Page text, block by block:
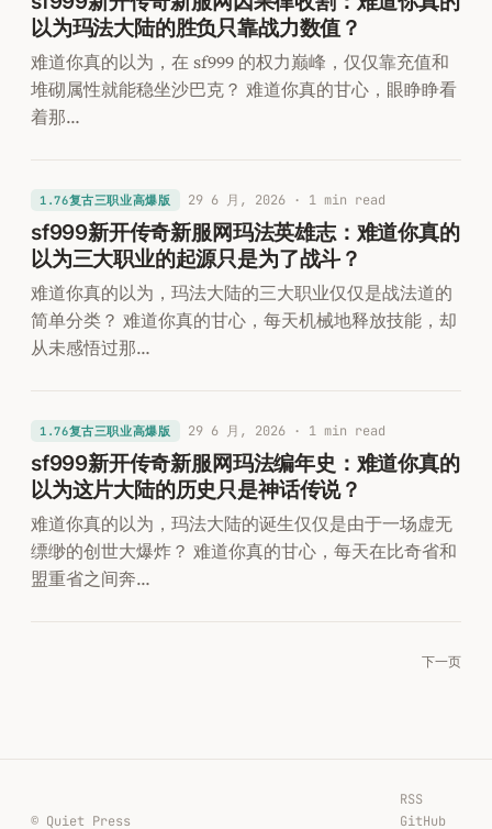
以为玛法大陆的胜负只靠战力数值？
难道你真的以为，在 sf999 的权力巅峰，仅仅靠充值和
堆砌属性就能稳坐沙巴克？ 难道你真的甘心，眼睁睁看
着那…
1.76复古三职业高爆版 29 6 月, 2026· 1 min read
sf999新开传奇新服网玛法英雄志：难道你真的
以为三大职业的起源只是为了战斗？
难道你真的以为，玛法大陆的三大职业仅仅是战法道的
简单分类？ 难道你真的甘心，每天机械地释放技能，却
从未感悟过那…
1.76复古三职业高爆版 29 6 月, 2026· 1 min read
sf999新开传奇新服网玛法编年史：难道你真的
以为这片大陆的历史只是神话传说？
难道你真的以为，玛法大陆的诞生仅仅是由于一场虚无
缥缈的创世大爆炸？ 难道你真的甘心，每天在比奇省和
盟重省之间奔…
下一页
© Quiet Press
RSS
GitHub